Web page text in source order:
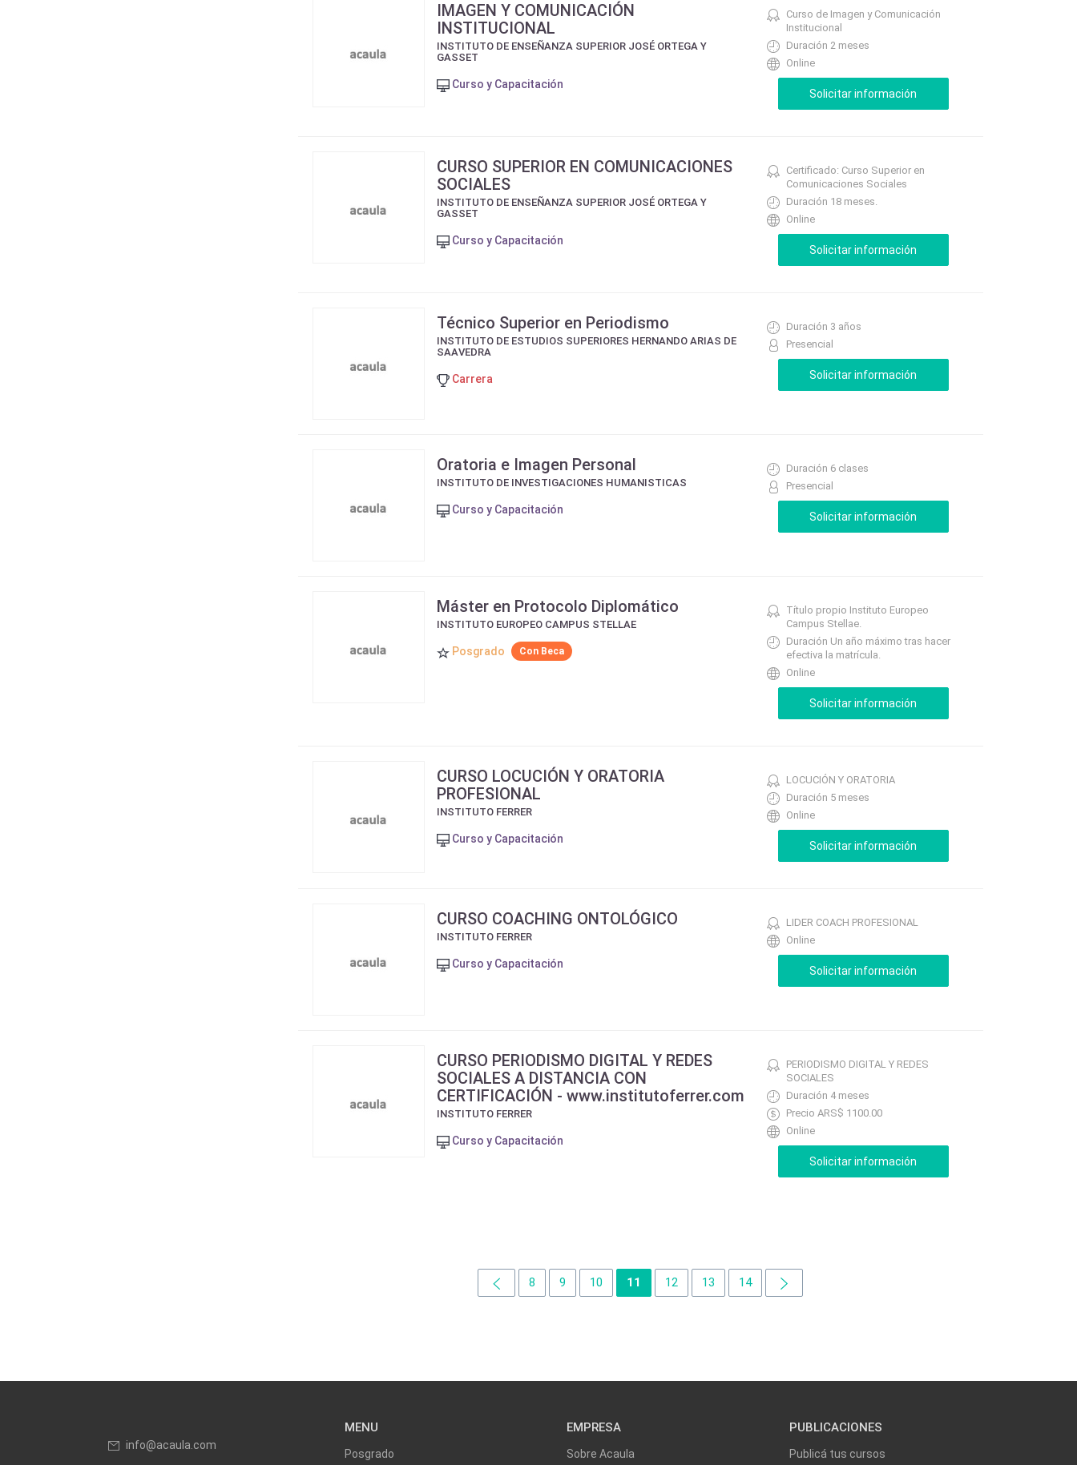
IMAGEN Y COMUNICACIÓN
INSTITUCIONAL
INSTITUTO DE ENSEÑANZA SUPERIOR JOSÉ ORTEGA Y
GASSET
Curso y Capacitación
Curso de Imagen y Comunicación
Institucional
Duración 2 meses
Online
CURSO SUPERIOR EN COMUNICACIONES
SOCIALES
INSTITUTO DE ENSEÑANZA SUPERIOR JOSÉ ORTEGA Y
GASSET
Curso y Capacitación
Certificado: Curso Superior en
Comunicaciones Sociales
Duración 18 meses.
Online
Técnico Superior en Periodismo
INSTITUTO DE ESTUDIOS SUPERIORES HERNANDO ARIAS DE
SAAVEDRA
Carrera
Duración 3 años
Presencial
Oratoria e Imagen Personal
INSTITUTO DE INVESTIGACIONES HUMANISTICAS
Curso y Capacitación
Duración 6 clases
Presencial
Máster en Protocolo Diplomático
INSTITUTO EUROPEO CAMPUS STELLAE
Posgrado Con Beca
Título propio Instituto Europeo
Campus Stellae.
Duración Un año máximo tras hacer
efectiva la matrícula.
Online
CURSO LOCUCIÓN Y ORATORIA
PROFESIONAL
INSTITUTO FERRER
Curso y Capacitación
LOCUCIÓN Y ORATORIA
Duración 5 meses
Online
CURSO COACHING ONTOLÓGICO
INSTITUTO FERRER
Curso y Capacitación
LIDER COACH PROFESIONAL
Online
CURSO PERIODISMO DIGITAL Y REDES
SOCIALES A DISTANCIA CON
CERTIFICACIÓN - www.institutoferrer.com
INSTITUTO FERRER
Curso y Capacitación
PERIODISMO DIGITAL Y REDES
SOCIALES
Duración 4 meses
Precio ARS$ 1100.00
Online
8 9 10 11 12 13 14
info@acaula.com
MENU
Posgrado
EMPRESA
Sobre Acaula
PUBLICACIONES
Publicá tus cursos